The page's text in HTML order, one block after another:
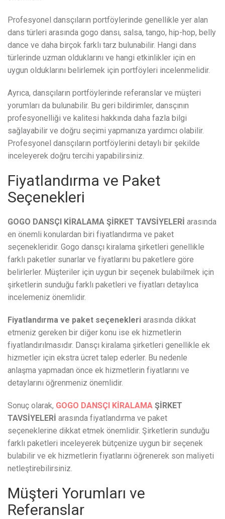
Profesyonel dansçıların portföylerinde genellikle yer alan
dans türleri arasında gogo dansı, salsa, tango, hip-hop, belly
dance ve daha birçok farklı tarz bulunabilir. Hangi dans
türlerinde uzman olduklarını ve hangi etkinlikler için en
uygun olduklarını belirlemek için portföyleri incelenmelidir.
Ayrıca, dansçıların portföylerinde referanslar ve müşteri
yorumları da bulunabilir. Bu geri bildirimler, dansçının
profesyonelliği ve kalitesi hakkında daha fazla bilgi
sağlayabilir ve doğru seçimi yapmanıza yardımcı olabilir.
Profesyonel dansçıların portföylerini detaylı bir şekilde
inceleyerek doğru tercihi yapabilirsiniz.
Fiyatlandırma ve Paket
Seçenekleri
GOGO DANSÇI KİRALAMA ŞİRKET TAVSİYELERİ arasında
en önemli konulardan biri fiyatlandırma ve paket
seçenekleridir. Gogo dansçı kiralama şirketleri genellikle
farklı paketler sunarlar ve fiyatlarını bu paketlere göre
belirlerler. Müşteriler için uygun bir seçenek bulabilmek için
şirketlerin sunduğu farklı paketleri ve fiyatları detaylıca
incelemeniz önemlidir.
Fiyatlandırma ve paket seçenekleri arasında dikkat
etmeniz gereken bir diğer konu ise ek hizmetlerin
fiyatlandırılmasıdır. Dansçı kiralama şirketleri genellikle ek
hizmetler için ekstra ücret talep ederler. Bu nedenle
anlaşma yapmadan önce ek hizmetlerin fiyatlarını ve
detaylarını öğrenmeniz önemlidir.
Sonuç olarak, GOGO DANSÇI KİRALAMA ŞİRKET
TAVSİYELERİ arasında fiyatlandırma ve paket
seçeneklerine dikkat etmek önemlidir. Şirketlerin sunduğu
farklı paketleri inceleyerek bütçenize uygun bir seçenek
bulabilir ve ek hizmetlerin fiyatlarını öğrenerek son maliyeti
netleştirebilirsiniz.
Müşteri Yorumları ve
Referanslar